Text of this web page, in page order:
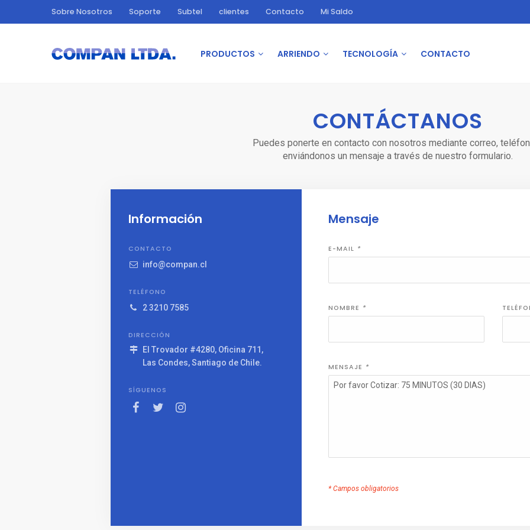
Sobre Nosotros Soporte Subtel clientes Contacto Mi Saldo
PRODUCTOS ARRIENDO TECNOLOGÍA CONTACTO
CONTÁCTANOS
Puedes ponerte en contacto con nosotros mediante correo,
enviándonos un mensaje a través de nuestro formulario.
Información
CONTACTO
info@compan.cl
TELÉFONO
2 3210 7585
DIRECCIÓN
El Trovador #4280, Oficina 711,
Las Condes, Santiago de Chile.
SÍGUENOS
Mensaje
E-MAIL *
NOMBRE *
MENSAJE *
* Campos obligatorios